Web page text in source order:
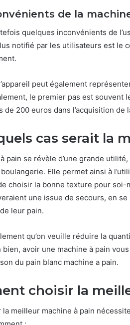
de la
quelques inconvénients de
notifié par les utilisateurs est le
peut également
le premier pas est souvent
de 200 euros dans l’acquisition de
cas serait la
pain se révèle d’une grande
Elle permet ainsi à
choisir la bonne texture pour
une issue de secours, en
leur pain.
qu’on veuille réduire la
bien, avoir une machine à pain
du pain blanc machine a pain.
choisir la
la meilleur machine à pain